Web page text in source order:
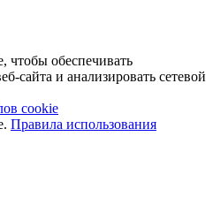
обеспечивать
сайта и анализировать сетевой
cookie
Правила использования